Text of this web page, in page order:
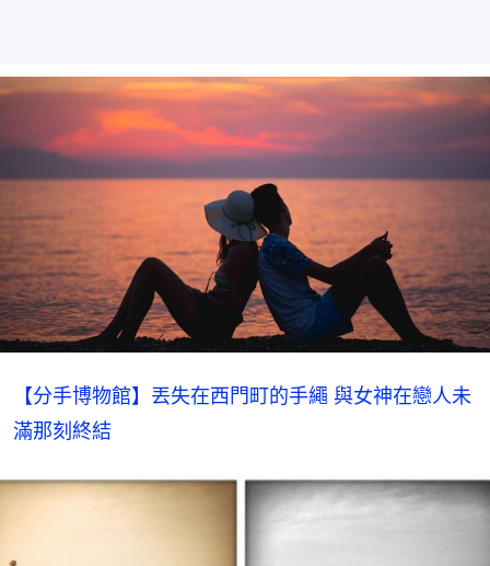
【分手博物館】丟失在西門町的手繩 與女神在戀人未
滿那刻終結